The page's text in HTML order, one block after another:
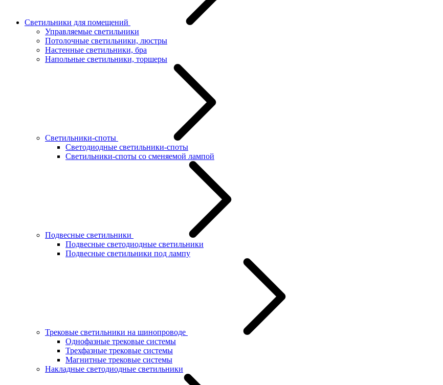
Светильники для помещений
Управляемые светильники
Потолочные светильники, люстры
Настенные светильники, бра
Напольные светильники, торшеры
Светильники-споты
Светодиодные светильники-споты
Светильники-споты со сменяемой лампой
Подвесные светильники
Подвесные светодиодные светильники
Подвесные светильники под лампу
Трековые светильники на шинопроводе
Однофазные трековые системы
Трехфазные трековые системы
Магнитные трековые системы
Накладные светодиодные светильники